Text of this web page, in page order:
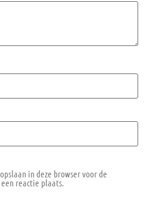
in deze browser voor de
reactie plaats.